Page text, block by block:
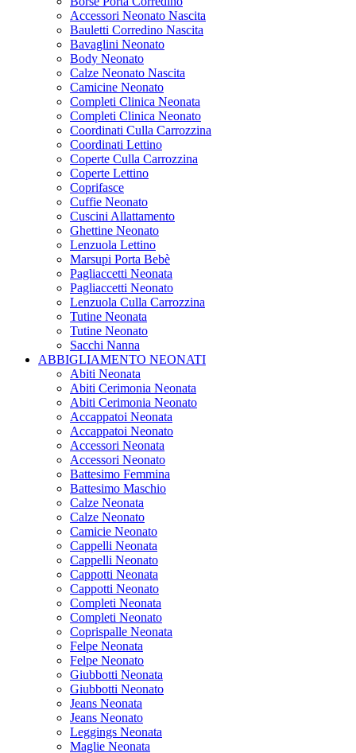
Accessori Neonato Nascita
Bauletti Corredino Nascita
Bavaglini Neonato
Body Neonato
Calze Neonato Nascita
Camicine Neonato
Completi Clinica Neonata
Completi Clinica Neonato
Coordinati Culla Carrozzina
Coordinati Lettino
Coperte Culla Carrozzina
Coperte Lettino
Coprifasce
Cuffie Neonato
Cuscini Allattamento
Ghettine Neonato
Lenzuola Lettino
Marsupi Porta Bebè
Pagliaccetti Neonata
Pagliaccetti Neonato
Lenzuola Culla Carrozzina
Tutine Neonata
Tutine Neonato
Sacchi Nanna
ABBIGLIAMENTO NEONATI
Abiti Neonata
Abiti Cerimonia Neonata
Abiti Cerimonia Neonato
Accappatoi Neonata
Accappatoi Neonato
Accessori Neonata
Accessori Neonato
Battesimo Femmina
Battesimo Maschio
Calze Neonata
Calze Neonato
Camicie Neonato
Cappelli Neonata
Cappelli Neonato
Cappotti Neonata
Cappotti Neonato
Completi Neonata
Completi Neonato
Coprispalle Neonata
Felpe Neonata
Felpe Neonato
Giubbotti Neonata
Giubbotti Neonato
Jeans Neonata
Jeans Neonato
Leggings Neonata
Maglie Neonata